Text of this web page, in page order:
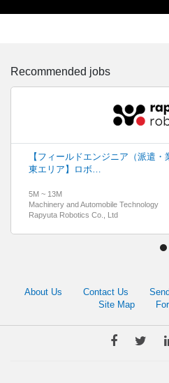
Recommended jobs
【フィールドエンジニア（派遣
東エリア】ロボ…
5M ~ 13M
Machinery and Automobile Technology
Rapyuta Robotics Co., Ltd
About Us Contact Us
Site Map